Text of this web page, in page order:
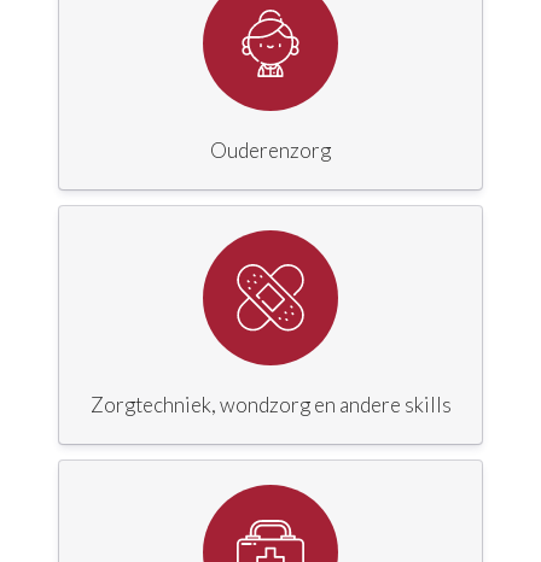
Ouderenzorg
Zorgtechniek, wondzorg en andere skills